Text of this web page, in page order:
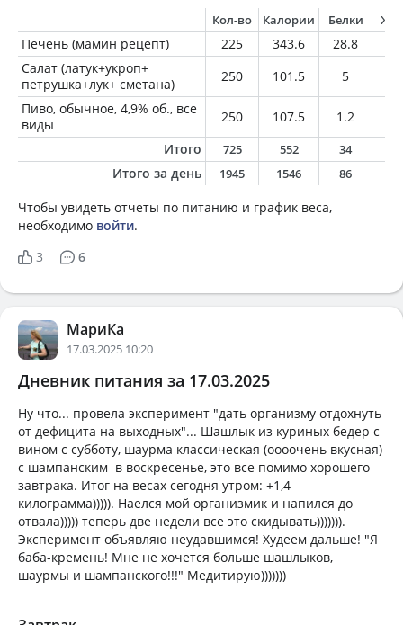
Кол-во Калории Белки
Печень (мамин рецепт) 225 343.6 28.8
Салат (латук+укроп+
петрушка+лук+ сметана)
250 101.5 5
Пиво, обычное, 4,9% об., все
виды
250 107.5 1.2
Итого
725 552 34
Итого за день 1945 1546 86
Чтобы увидеть отчеты по питанию и график веса,
необходимо войти.
3
6
МариКа
17.03.2025 10:20
Дневник питания за 17.03.2025
Ну что... провела эксперимент "дать организму отдохнуть
от дефицита на выходных"... Шашлык из куриных бедер с
вином с субботу, шаурма классическая (оооочень вкусная)
с шампанским в воскресенье, это все помимо хорошего
завтрака. Итог на весах сегодня утром: +1,4
килограмма))))). Наелся мой организмик и напился до
отвала))))) теперь две недели все это скидывать))))))).
Эксперимент объявляю неудавшимся! Худеем дальше! "Я
баба-кремень! Мне не хочется больше шашлыков,
шаурмы и шампанского!!!" Медитирую)))))))